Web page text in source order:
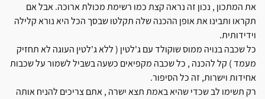
את המתכון , נכון זה נראה קצת כמו רשימת מכולת ארוכה. אבל אם
תקראו ותבינו את אופן ההכנה שלה תקלטו שבסך הכל היא נורא קלילה
וידידותית.
כל שכבה בנויה ממוס שוקולד עם ג'לטין ( ללא ג'לטין העוגה לא תחזיק
מעמד ) קל להכנה , כל שכבה מקפיאים כשעה בשביל לשמור על שכבות
אחידות וישרות, זה כל הסיפור.
רק תשימו לב שכדי שהיא באמת תצא ישרה , אתם צריכים להניח אותה